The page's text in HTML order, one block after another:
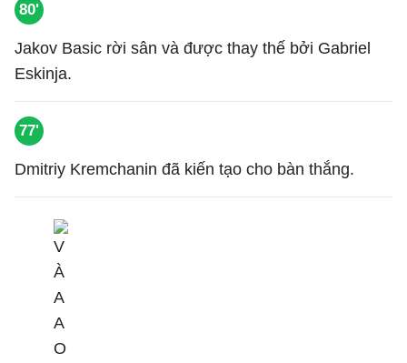
80'
Jakov Basic rời sân và được thay thế bởi Gabriel
Eskinja.
77'
Dmitriy Kremchanin đã kiến tạo cho bàn thắng.